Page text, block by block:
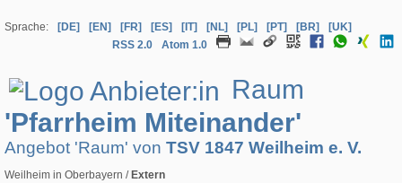
Sprache: [DE] [EN] [FR] [ES] [IT] [NL] [PL] [PT] [BR]
[UK]
RSS 2.0
Atom 1.0
Raum
'Pfarrheim Miteinander'
Angebot 'Raum' von TSV 1847 Weilheim e. V.
Weilheim in Oberbayern / Extern